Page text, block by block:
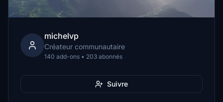
michelvp
Créateur communautaire
140 add-ons • 203 abonnés
Suivre